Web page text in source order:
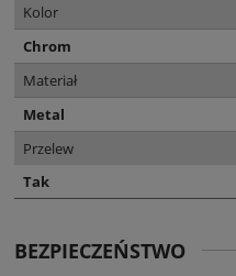
Kolor
Chrom
Materiał
Metal
Przelew
Tak
BEZPIECZEŃSTWO